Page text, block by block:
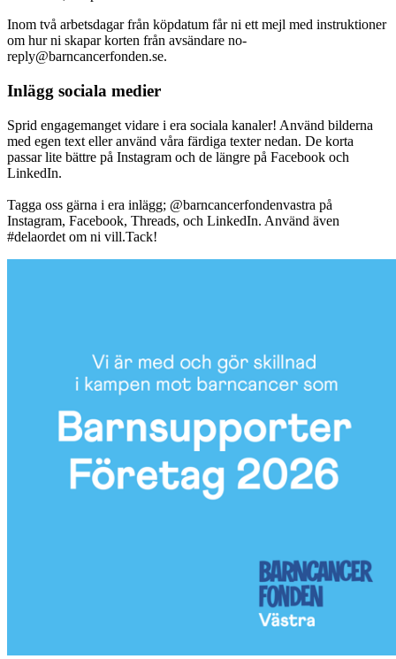
Inom två arbetsdagar från köpdatum får ni ett mejl med instruktioner
om hur ni skapar korten från avsändare no-
reply@barncancerfonden.se.
Inlägg sociala medier
Sprid engagemanget vidare i era sociala kanaler! Använd bilderna
med egen text eller använd våra färdiga texter nedan. De korta
passar lite bättre på Instagram och de längre på Facebook och
LinkedIn.
Tagga oss gärna i era inlägg; @barncancerfondenvastra på
Instagram, Facebook, Threads, och LinkedIn. Använd även
#delaordet om ni vill.Tack!